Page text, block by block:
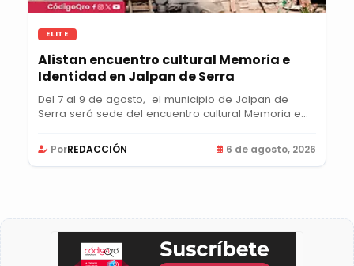
ELITE
Alistan encuentro cultural Memoria e
Identidad en Jalpan de Serra
Del 7 al 9 de agosto, el municipio de Jalpan de
Serra será sede del encuentro cultural Memoria e...
PorREDACCIÓN 6 de agosto, 2026